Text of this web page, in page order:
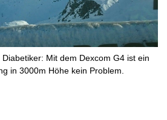
Mit dem Dexcom G4 ist ein
in 3000m Höhe kein Problem.